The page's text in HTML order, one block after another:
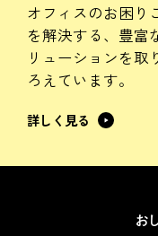
オフィスのお困り
を解決する、 豊富
リューションを取
ろえています。
詳しく見る
お